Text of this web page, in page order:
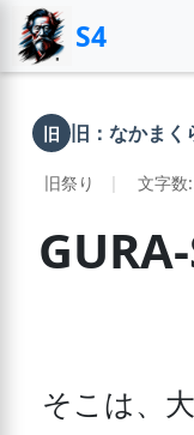
S4
旧 旧：なかまく
旧祭り | 文字数
そこは、